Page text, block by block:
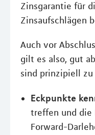
Zinsgarantie für
Zinsaufschlägen
Auch vor
gilt es also, gut
sind prinzipiell zu
Eckpunkte
treffen und die
Forward-